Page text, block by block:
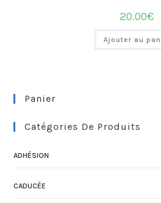
20.00€
Ajouter au
Panier
Catégories De Produits
ADHÉSION
CADUCÉE